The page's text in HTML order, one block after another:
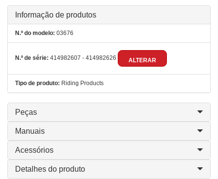
Informação de produtos
N.º do modelo: 03676
N.º de série: 414982607 - 414982626 ALTERAR
Tipo de produto: Riding Products
Peças
Manuais
Acessórios
Detalhes do produto